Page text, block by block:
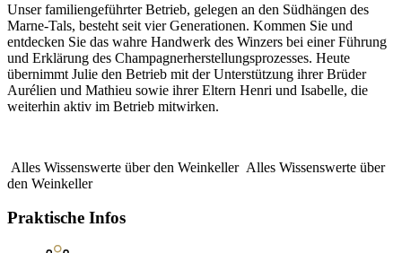
Unser familiengeführter Betrieb, gelegen an den Südhängen des
Marne-Tals, besteht seit vier Generationen. Kommen Sie und
entdecken Sie das wahre Handwerk des Winzers bei einer Führung
und Erklärung des Champagnerherstellungsprozesses. Heute
übernimmt Julie den Betrieb mit der Unterstützung ihrer Brüder
Aurélien und Mathieu sowie ihrer Eltern Henri und Isabelle, die
weiterhin aktiv im Betrieb mitwirken.
Alles Wissenswerte über den Weinkeller Alles Wissenswerte über
den Weinkeller
Praktische Infos